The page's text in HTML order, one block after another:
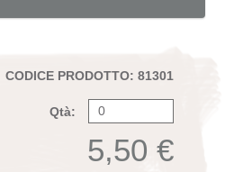
CODICE PRODOTTO: 81301
Qtà:
5,50 €